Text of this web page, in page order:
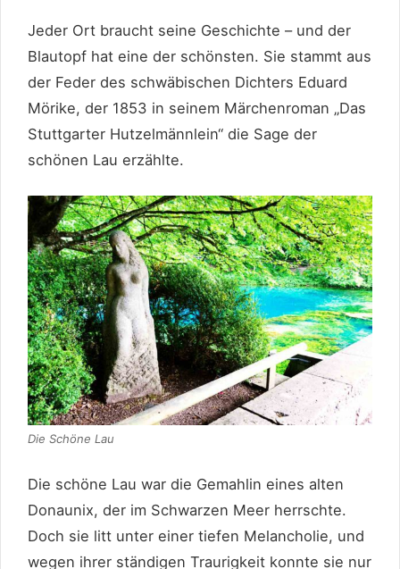
Jeder Ort braucht seine Geschichte – und der
Blautopf hat eine der schönsten. Sie stammt aus
der Feder des schwäbischen Dichters Eduard
Mörike, der 1853 in seinem Märchenroman „Das
Stuttgarter Hutzelmännlein“ die Sage der
schönen Lau erzählte.
Die Schöne Lau
Die schöne Lau war die Gemahlin eines alten
Donaunix, der im Schwarzen Meer herrschte.
Doch sie litt unter einer tiefen Melancholie, und
wegen ihrer ständigen Traurigkeit konnte sie nur